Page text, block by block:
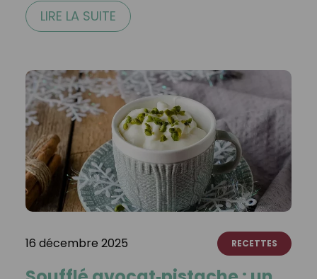
LIRE LA SUITE
16 décembre 2025 RECETTES